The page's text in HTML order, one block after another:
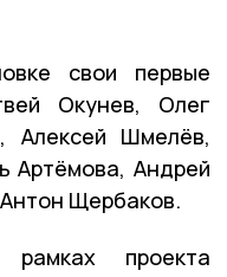
свои первые
Окунев, Олег
Алексей Шмелёв,
Артёмова, Андрей
Щербаков.
проекта